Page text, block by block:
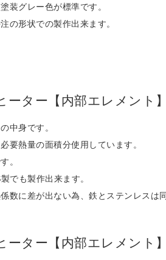
装グレー色が標準です。
の形状での製作出来ます。
ーター【内部エレメント】
中身です。
要熱量の面積分使用しています。
。
でも製作出来ます。
数に差が出ない為、鉄とステンレスは
ーター【内部エレメント】